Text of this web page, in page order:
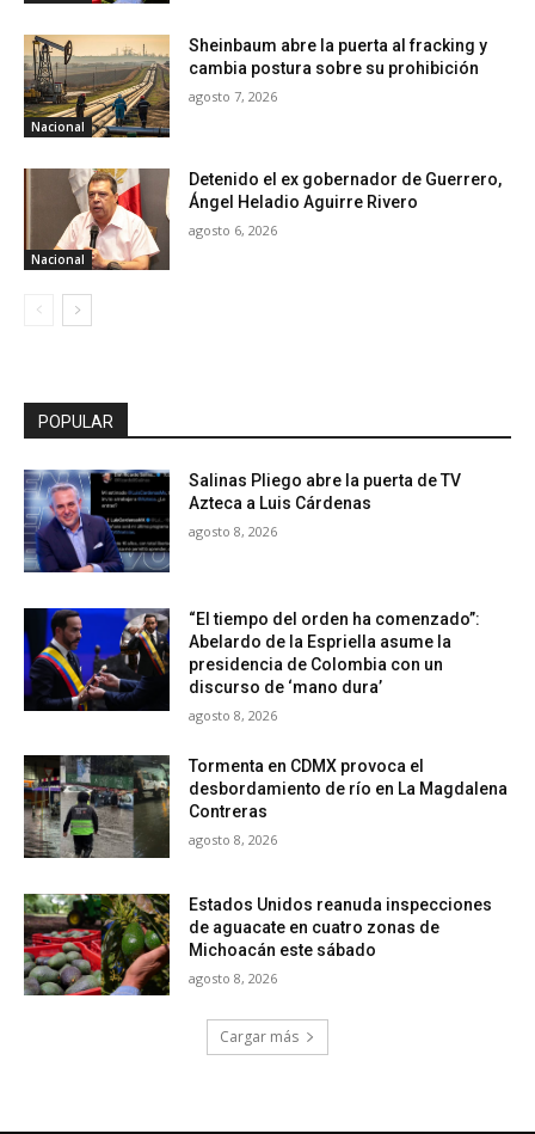
Nacional
Sheinbaum abre la puerta al fracking y
cambia postura sobre su prohibición
agosto 7, 2026
Nacional
Detenido el ex gobernador de Guerrero,
Ángel Heladio Aguirre Rivero
agosto 6, 2026
POPULAR
Salinas Pliego abre la puerta de TV
Azteca a Luis Cárdenas
agosto 8, 2026
“El tiempo del orden ha comenzado”:
Abelardo de la Espriella asume la
presidencia de Colombia con un
discurso de ‘mano dura’
agosto 8, 2026
Tormenta en CDMX provoca el
desbordamiento de río en La Magdalena
Contreras
agosto 8, 2026
Estados Unidos reanuda inspecciones
de aguacate en cuatro zonas de
Michoacán este sábado
agosto 8, 2026
Cargar más